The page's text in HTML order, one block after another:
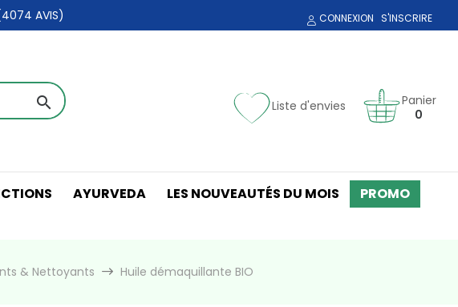
AVIS) CONNEXION S'INSCRIRE
search Liste d'envies
Panier
0
AYURVEDA LES NOUVEAUTÉS DU MOIS PROMO
& Nettoyants Huile démaquillante BIO